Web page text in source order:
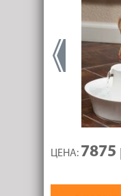
ЦЕНА: 7875